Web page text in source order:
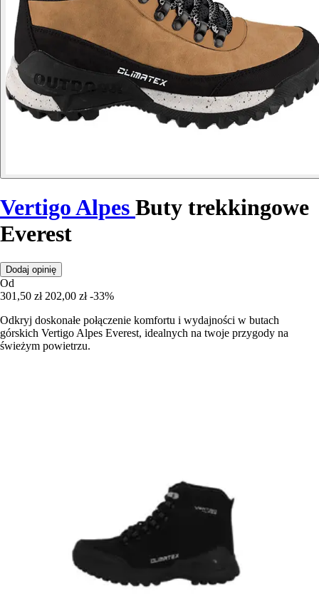
Vertigo Alpes Buty trekkingowe
Everest
Dodaj opinię
Od
301,50 zł 202,00 zł -33%
Odkryj doskonałe połączenie komfortu i wydajności w butach
górskich Vertigo Alpes Everest, idealnych na twoje przygody na
świeżym powietrzu.